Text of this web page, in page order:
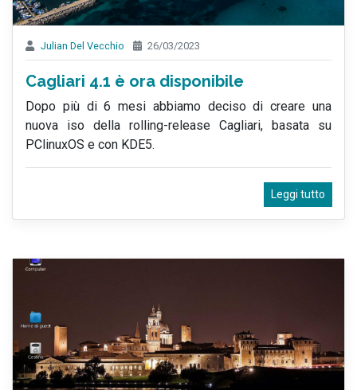
Julian Del Vecchio 26/03/2023
Cagliari 4.1 è ora disponibile
Dopo più di 6 mesi abbiamo deciso di creare una
nuova iso della rolling-release Cagliari, basata su
PClinuxOS e con KDE5.
Leggi tutto